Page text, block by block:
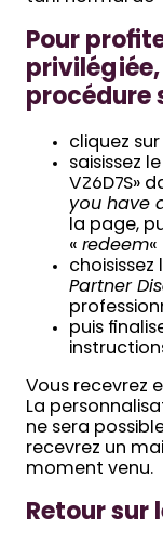
Pour
procédure
cliquez sur
saisissez
V26D7S»
you have
la page,
« redeem«
choisissez
Partner
puis
Vous recevrez
La
ne sera
recevrez un
moment venu.
Retour sur